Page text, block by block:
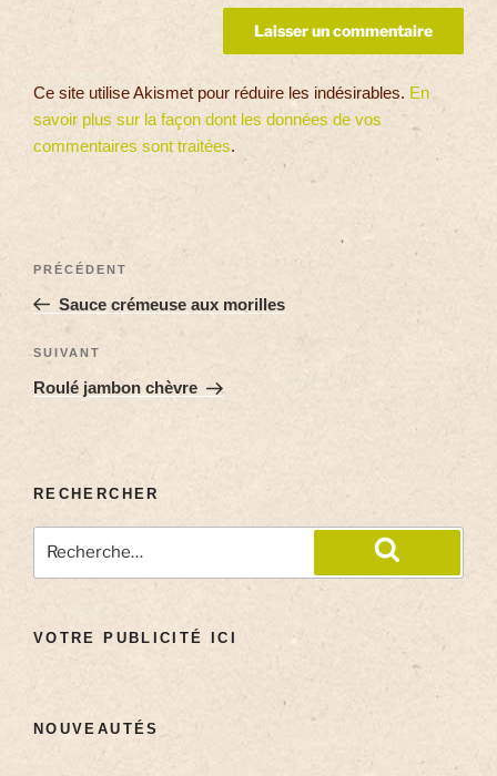
Ce site utilise Akismet pour réduire les indésirables. En
savoir plus sur la façon dont les données de vos
commentaires sont traitées.
PRÉCÉDENT
Sauce crémeuse aux morilles
SUIVANT
Roulé jambon chèvre
RECHERCHER
VOTRE PUBLICITÉ ICI
NOUVEAUTÉS